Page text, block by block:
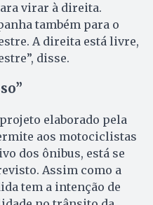
virar à direita.
também para o
A direita está livre,
disse.
elaborado pela
aos motociclistas
dos ônibus, está se
Assim como a
tem a intenção de